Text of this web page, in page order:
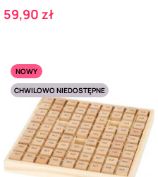
Cena
59,90 zł
NOWY
CHWILOWO NIEDOSTĘPNE